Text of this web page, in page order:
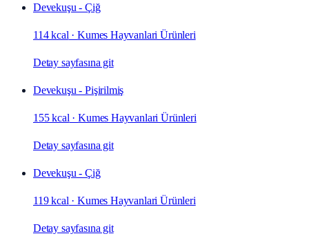
Devekuşu - Çiğ
114 kcal ·Kumes Hayvanlari Ürünleri
Detay sayfasına git
Devekuşu - Pişirilmiş
155 kcal ·Kumes Hayvanlari Ürünleri
Detay sayfasına git
Devekuşu - Çiğ
119 kcal ·Kumes Hayvanlari Ürünleri
Detay sayfasına git